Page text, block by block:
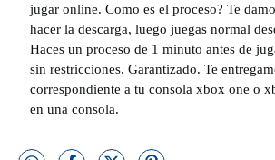
jugar online. Como es el proceso? Te
hacer la descarga, luego juegas normal
Haces un proceso de 1 minuto antes de
sin restricciones. Garantizado. Te
correspondiente a tu consola xbox one o
en una consola.